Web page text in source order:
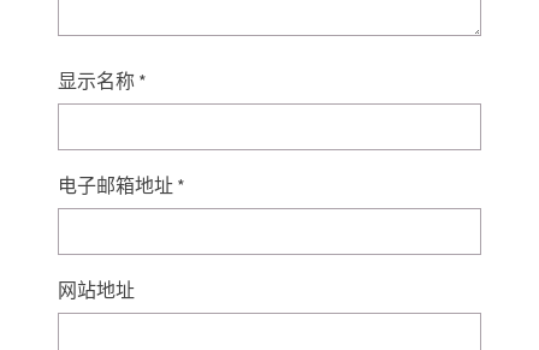
显示名称 *
电子邮箱地址 *
网站地址